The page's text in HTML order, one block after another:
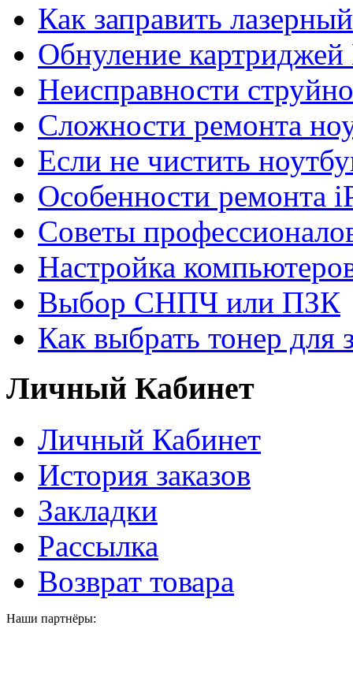
Как заправить
Обнуление
Неисправности
Сложности ремонта
Если не чистить
Особенности ремонта
Советы
Настройка
Выбор СНПЧ или ПЗК
Как выбрать тонер для
Личный Кабинет
Личный Кабинет
История заказов
Закладки
Рассылка
Возврат товара
Наши партнёры: